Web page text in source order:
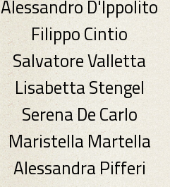
Alessandro D'Ippolito
Filippo Cintio
Salvatore Valletta
Lisabetta Stengel
Serena De Carlo
Maristella Martella
Alessandra Pifferi